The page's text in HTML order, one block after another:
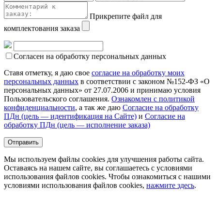
Прикрепите файл для
комплектования заказа
Согласен на обработку персональных данных
Ставя отметку, я даю свое согласие на обработку моих
персональных данных в соответствии с законом №152-ФЗ «О
персональных данных» от 27.07.2006 и принимаю условия
Пользовательского соглашения. Ознакомлен с политикой
конфиденциальности, а так же даю Согласие на обработку
ПДн (цель — идентификация на Сайте) и Согласие на
обработку ПДн (цель — исполнение заказа)
Мы используем файлы cookies для улучшения работы сайта.
Оставаясь на нашем сайте, вы соглашаетесь с условиями
использования файлов cookies. Чтобы ознакомиться с нашими
условиями использования файлов cookies, нажмите здесь.